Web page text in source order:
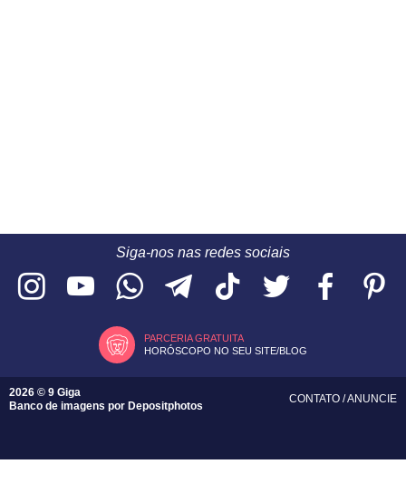
Siga-nos nas redes sociais
PARCERIA GRATUITA
HORÓSCOPO NO SEU SITE/BLOG
2026 © 9 Giga
Banco de imagens por Depositphotos
CONTATO /ANUNCIE